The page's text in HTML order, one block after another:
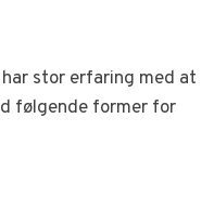
stor erfaring med at
følgende former for